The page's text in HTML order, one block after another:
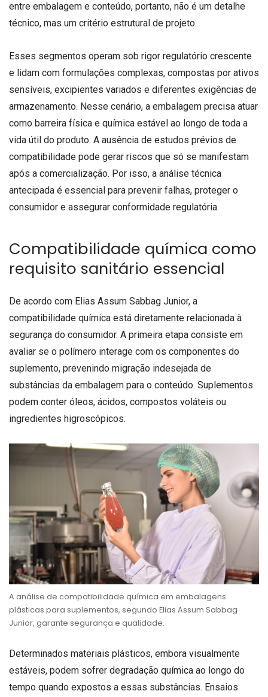
entre embalagem e conteúdo, portanto, não é um detalhe
técnico, mas um critério estrutural de projeto.
Esses segmentos operam sob rigor regulatório crescente
e lidam com formulações complexas, compostas por ativos
sensíveis, excipientes variados e diferentes exigências de
armazenamento. Nesse cenário, a embalagem precisa atuar
como barreira física e química estável ao longo de toda a
vida útil do produto. A ausência de estudos prévios de
compatibilidade pode gerar riscos que só se manifestam
após a comercialização. Por isso, a análise técnica
antecipada é essencial para prevenir falhas, proteger o
consumidor e assegurar conformidade regulatória.
Compatibilidade química como
requisito sanitário essencial
De acordo com Elias Assum Sabbag Junior, a
compatibilidade química está diretamente relacionada à
segurança do consumidor. A primeira etapa consiste em
avaliar se o polímero interage com os componentes do
suplemento, prevenindo migração indesejada de
substâncias da embalagem para o conteúdo. Suplementos
podem conter óleos, ácidos, compostos voláteis ou
ingredientes higroscópicos.
A análise de compatibilidade química em embalagens
plásticas para suplementos, segundo Elias Assum Sabbag
Junior, garante segurança e qualidade.
Determinados materiais plásticos, embora visualmente
estáveis, podem sofrer degradação química ao longo do
tempo quando expostos a essas substâncias. Ensaios